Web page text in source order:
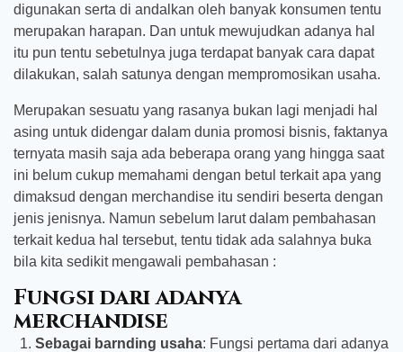
digunakan serta di andalkan oleh banyak konsumen tentu
merupakan harapan. Dan untuk mewujudkan adanya hal
itu pun tentu sebetulnya juga terdapat banyak cara dapat
dilakukan, salah satunya dengan mempromosikan usaha.
Merupakan sesuatu yang rasanya bukan lagi menjadi hal
asing untuk didengar dalam dunia promosi bisnis, faktanya
ternyata masih saja ada beberapa orang yang hingga saat
ini belum cukup memahami dengan betul terkait apa yang
dimaksud dengan merchandise itu sendiri beserta dengan
jenis jenisnya. Namun sebelum larut dalam pembahasan
terkait kedua hal tersebut, tentu tidak ada salahnya buka
bila kita sedikit mengawali pembahasan :
Fungsi dari adanya
merchandise
Sebagai barnding usaha: Fungsi pertama dari adanya